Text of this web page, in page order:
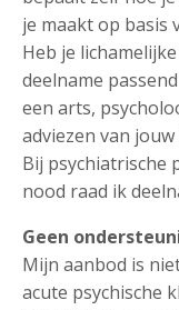
je maakt op basis
Heb je
deelname
een arts,
adviezen van
Bij psychiatrische
nood raad ik
Geen
Mijn aanbod is
acute psychische